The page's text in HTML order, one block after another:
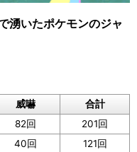
湧いたポケモンのジャ
威嚇
合計
82回
201回
40回 121回